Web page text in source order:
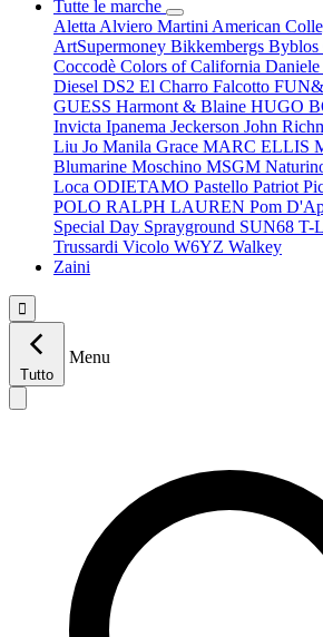
Tutte le marche
Aletta Alviero Martini American
ArtSupermoney Bikkembergs Byblos
Coccodè Colors of California Daniele
Diesel DS2 El Charro Falcotto
GUESS Harmont & Blaine HUGO
Invicta Ipanema Jeckerson John
Liu Jo Manila Grace MARC ELLIS
Blumarine Moschino MSGM
Loca ODIETAMO Pastello Patriot
POLO RALPH LAUREN Pom
Special Day Sprayground SUN68 T-
Trussardi Vicolo W6YZ Walkey
Zaini

Tutto
Menu